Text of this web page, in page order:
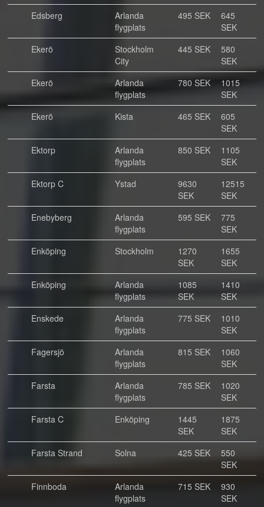
Edsberg
Arlanda
flygplats
495 SEK
645
SEK
Ekerö
Stockholm
City
445 SEK
580
SEK
Ekerö
Arlanda
flygplats
780 SEK
1015
SEK
Ekerö
Kista 465 SEK
605
SEK
Ektorp
Arlanda
flygplats
850 SEK
1105
SEK
Ektorp C
Ystad
9630
SEK
12515
SEK
Enebyberg
Arlanda
flygplats
595 SEK
775
SEK
Enköping
Stockholm
1270
SEK
1655
SEK
Enköping
Arlanda
flygplats
1085
SEK
1410
SEK
Enskede
Arlanda
flygplats
775 SEK
1010
SEK
Fagersjö
Arlanda
flygplats
815 SEK
1060
SEK
Farsta
Arlanda
flygplats
785 SEK
1020
SEK
Farsta C
Enköping
1445
SEK
1875
SEK
Farsta Strand
Solna 425 SEK
550
SEK
Finnboda
Arlanda
flygplats
715 SEK
930
SEK